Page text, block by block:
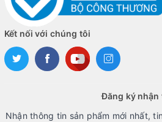
Kết nối với chúng tôi
Đăng ký nhận
Nhận thông tin sản phẩm mới nhất,